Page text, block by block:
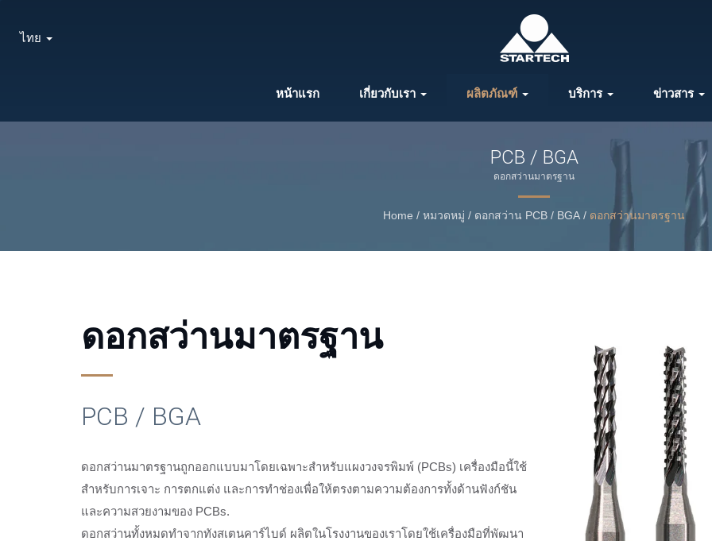
หน้าแรก เกี่ยวกับเรา ผลิตภัณฑ์ บริการ ข่าวสาร
ไทย
PCB / BGA
ดอกสว่านมาตรฐาน
Home / หมวดหมู่ / ดอกสว่าน PCB / BGA / ดอกสว่านมาตรฐาน
ดอกสว่านมาตรฐาน
PCB / BGA
ดอกสว่านมาตรฐานถูกออกแบบมาโดยเฉพาะสำหรับแผงวงจรพิมพ์ (PCBs) เครื่องมือนี้ใช้
สำหรับการเจาะ การตกแต่ง และการทำช่องเพื่อให้ตรงตามความต้องการทั้งด้านฟังก์ชัน
และความสวยงามของ PCBs.
ดอกสว่านทั้งหมดทำจากทังสเตนคาร์ไบด์ ผลิตในโรงงานของเราโดยใช้เครื่องมือที่พัฒนา